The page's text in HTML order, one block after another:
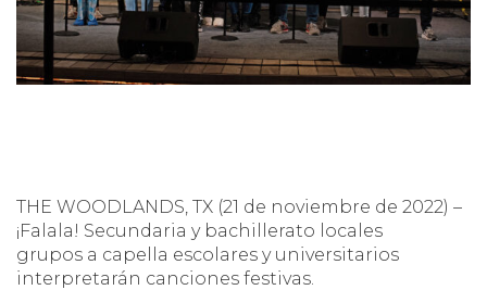
THE WOODLANDS, TX (21 de noviembre de 2022) –
¡Falala! Secundaria y bachillerato locales
grupos a capella escolares y universitarios
interpretarán canciones festivas.